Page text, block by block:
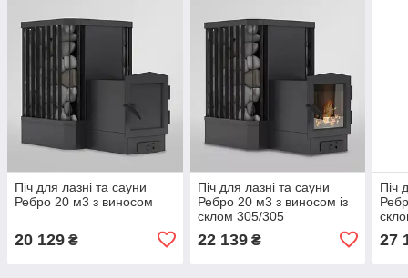
Піч для лазні та сауни
Ребро 20 м3 з виносом
20 129 ₴
Піч для лазні та сауни
Ребро 20 м3 з виносом із
склом 305/305
22 139₴
Піч
27